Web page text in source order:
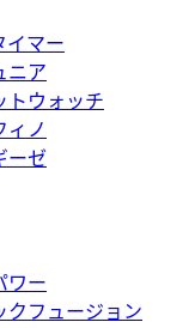
イマー
ニア
トウォッチ
ィノ
ーゼ
ワー
クフュージョン